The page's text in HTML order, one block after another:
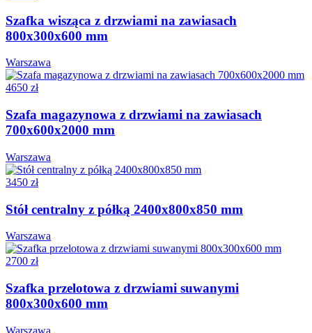
Szafka wisząca z drzwiami na zawiasach
800x300x600 mm
Warszawa
4650 zł
Szafa magazynowa z drzwiami na zawiasach
700x600x2000 mm
Warszawa
3450 zł
Stół centralny z półką 2400x800x850 mm
Warszawa
2700 zł
Szafka przelotowa z drzwiami suwanymi
800x300x600 mm
Warszawa